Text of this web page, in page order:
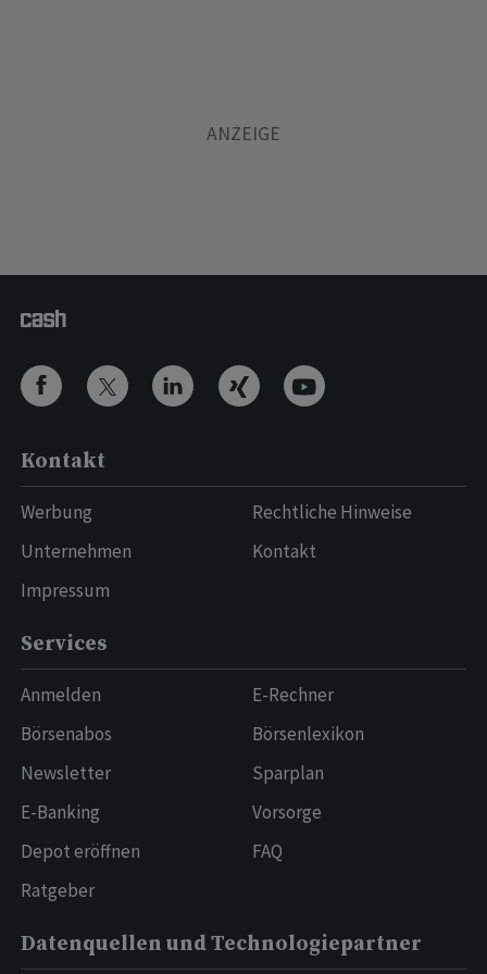
Kontakt
Werbung
Unternehmen
Impressum
Rechtliche Hinweise
Kontakt
Services
Anmelden
Börsenabos
Newsletter
E-Banking
Depot eröffnen
Ratgeber
E-Rechner
Börsenlexikon
Sparplan
Vorsorge
FAQ
Datenquellen und Technologiepartner